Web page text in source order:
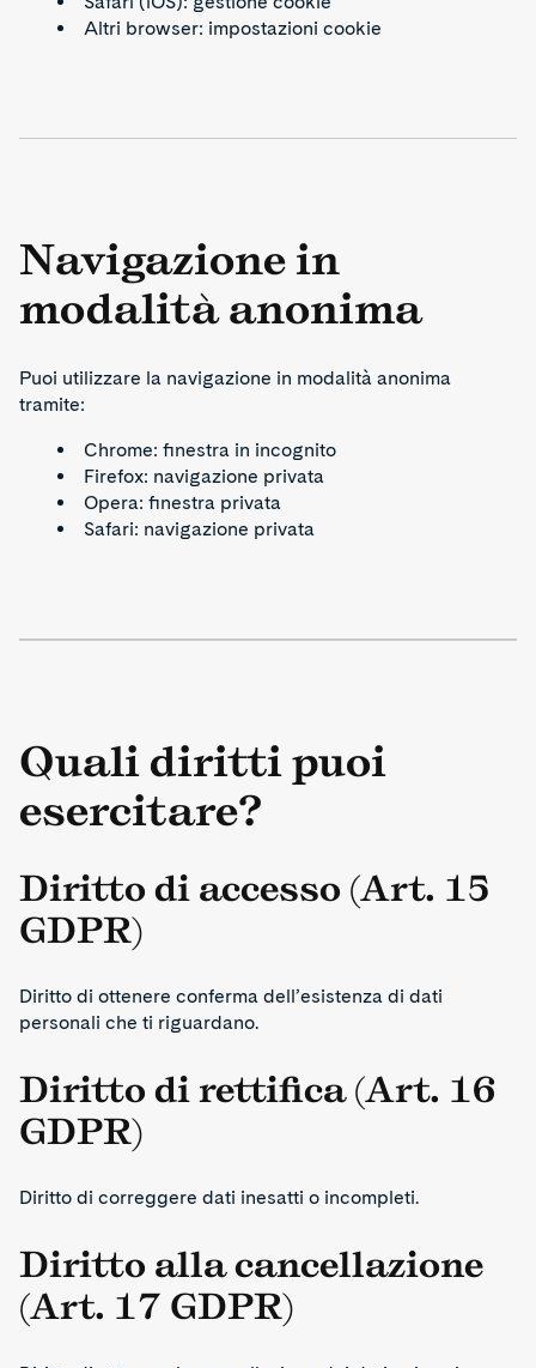
Altri browser: impostazioni cookie
Navigazione in
modalità anonima
Puoi utilizzare la navigazione in modalità anonima
tramite:
Chrome: finestra in incognito
Firefox: navigazione privata
Opera: finestra privata
Safari: navigazione privata
Quali diritti puoi
esercitare?
Diritto di accesso (Art. 15
GDPR)
Diritto di ottenere conferma dell’esistenza di dati
personali che ti riguardano.
Diritto di rettifica (Art. 16
GDPR)
Diritto di correggere dati inesatti o incompleti.
Diritto alla cancellazione
(Art. 17 GDPR)